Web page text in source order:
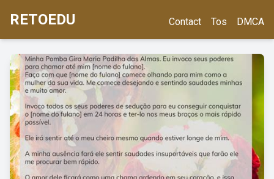
RETOEDU Contact Tos DMCA